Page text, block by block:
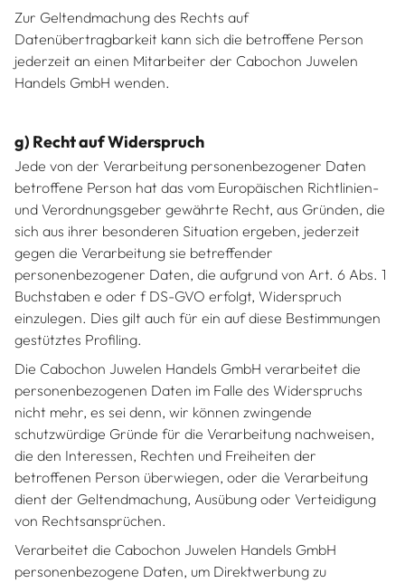
Zur Geltendmachung des Rechts auf
Datenübertragbarkeit kann sich die betroffene Person
jederzeit an einen Mitarbeiter der Cabochon Juwelen
Handels GmbH wenden.
g) Recht auf Widerspruch
Jede von der Verarbeitung personenbezogener Daten
betroffene Person hat das vom Europäischen Richtlinien-
und Verordnungsgeber gewährte Recht, aus Gründen, die
sich aus ihrer besonderen Situation ergeben, jederzeit
gegen die Verarbeitung sie betreffender
personenbezogener Daten, die aufgrund von Art. 6 Abs. 1
Buchstaben e oder f DS-GVO erfolgt, Widerspruch
einzulegen. Dies gilt auch für ein auf diese Bestimmungen
gestütztes Profiling.
Die Cabochon Juwelen Handels GmbH verarbeitet die
personenbezogenen Daten im Falle des Widerspruchs
nicht mehr, es sei denn, wir können zwingende
schutzwürdige Gründe für die Verarbeitung nachweisen,
die den Interessen, Rechten und Freiheiten der
betroffenen Person überwiegen, oder die Verarbeitung
dient der Geltendmachung, Ausübung oder Verteidigung
von Rechtsansprüchen.
Verarbeitet die Cabochon Juwelen Handels GmbH
personenbezogene Daten, um Direktwerbung zu